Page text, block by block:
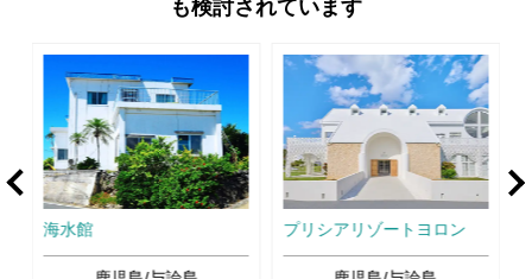
も検討されています
海水館 プリシアリゾートヨロン